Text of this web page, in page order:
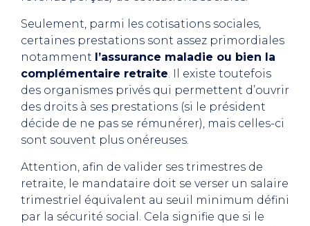
Seulement, parmi les cotisations sociales,
certaines prestations sont assez primordiales
notamment l’assurance maladie ou bien la
complémentaire retraite. Il existe toutefois
des organismes privés qui permettent d’ouvrir
des droits à ses prestations (si le président
décide de ne pas se rémunérer), mais celles-ci
sont souvent plus onéreuses.
Attention, afin de valider ses trimestres de
retraite, le mandataire doit se verser un salaire
trimestriel équivalent au seuil minimum défini
par la sécurité social. Cela signifie que si le